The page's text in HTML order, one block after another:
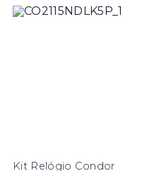
Kit Relógio Condor